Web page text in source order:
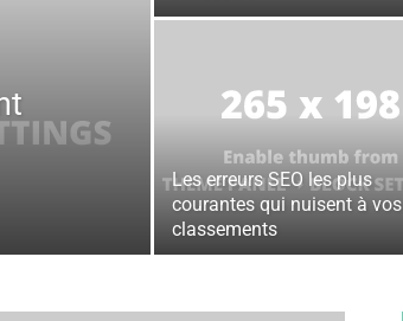
Les erreurs SEO les plus
courantes qui nuisent à vos
classements